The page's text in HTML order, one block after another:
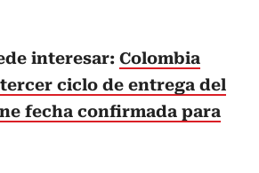
interesar: Colombia
tercer ciclo de entrega del
fecha confirmada para